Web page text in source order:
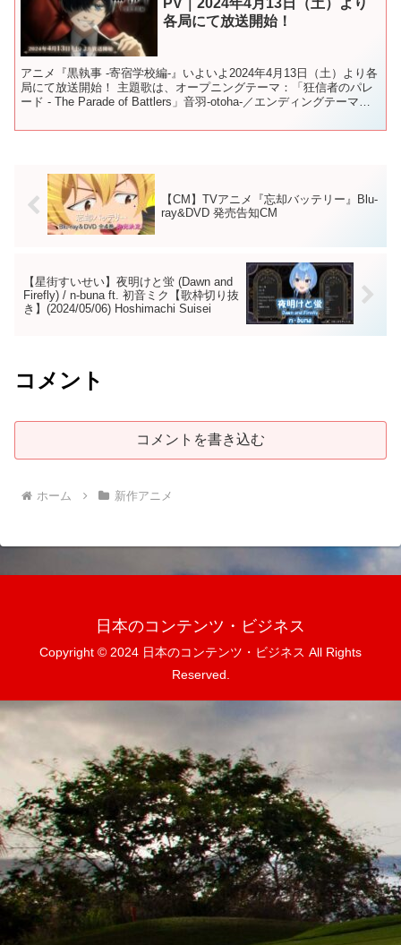
PV｜2024年4月13日（土）より
各局にて放送開始！
アニメ『黒執事 -寄宿学校編-』いよいよ2024年4月13日（土）より各
局にて放送開始！ 主題歌は、オープニングテーマ：「狂信者のパレ
ード - The Parade of Battlers」音羽-otoha-／エンディングテーマ：
【CM】TVアニメ『忘却バッテリー』Blu-
ray&DVD 発売告知CM
【星街すいせい】夜明けと蛍 (Dawn and
Firefly) / n-buna ft. 初音ミク【歌枠切り抜
き】(2024/05/06) Hoshimachi Suisei
コメント
コメントを書き込む
ホーム 新作アニメ
日本のコンテンツ・ビジネス
Copyright © 2024 日本のコンテンツ・ビジネス All Rights
Reserved.